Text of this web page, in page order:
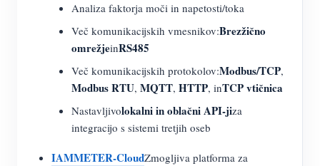
Analiza faktorja moči in napetosti/toka
Več komunikacijskih vmesnikov:Brezžično
omrežjeinRS485
Več komunikacijskih protokolov:Modbus/TCP,
Modbus RTU, MQTT, HTTP, inTCP vtičnica
Nastavljivolokalni in oblačni API-jiza
integracijo s sistemi tretjih oseb
IAMMETER-CloudZmogljiva platforma za